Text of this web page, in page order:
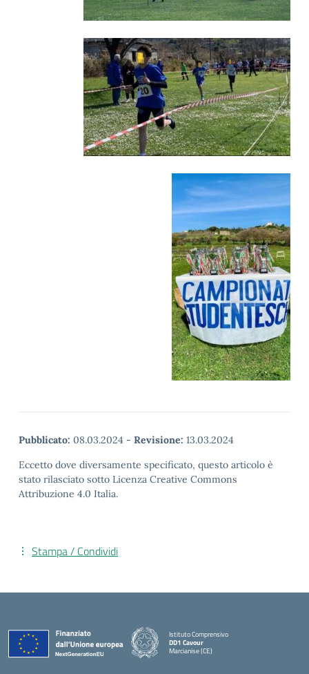
Pubblicato: 08.03.2024 - Revisione: 13.03.2024
Eccetto dove diversamente specificato, questo articolo è
stato rilasciato sotto Licenza Creative Commons
Attribuzione 4.0 Italia.
Stampa / Condividi
Istituto Comprensivo
DD1 Cavour
Marcianise (CE)